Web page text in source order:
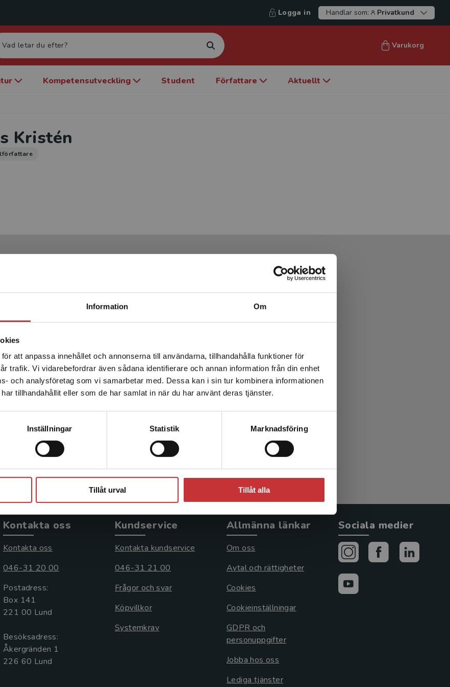
Information Om
att anpassa innehållet och annonserna till användarna, tillhandahålla funktioner för
trafik. Vi vidarebefordrar även sådana identifierare och annan information från din enhet
och analysföretag som vi samarbetar med. Dessa kan i sin tur kombinera informationen
tillhandahållit eller som de har samlat in när du har använt deras tjänster.
Inställningar Statistik Marknadsföring
Tillåt urval Tillåt alla
Begränsad fraktregion
Det verkar som att du besöker studentlitteratur.se via en
enhet utanför Sverige. Vi erbjuder inte leveranser utanför
Sverige. För att kunna slutföra ett köp måste
leveransadressen vara i Sverige.Läs mer
Logga in Handlar som: Privatkund
Varukorg
Kompetensutveckling Student Författare Aktuellt
Kristén
livsstil
(red.)
Hälsa och livsstil
Hallberg, Lillemor (red.)
inkl. moms
Exkl. moms: 375 kr
Kontakta oss
Kontakta oss
046-31 20 00
Postadress:
Box 141
221 00 Lund
Besöksadress:
Åkergränden 1
Kundservice
Kontakta kundservice
046-31 21 00
Frågor och svar
Köpvillkor
Systemkrav
Allmänna länkar
Om oss
Avtal och rättigheter
Cookies
Cookieinställningar
GDPR och
personuppgifter
Jobba hos oss
Lediga tjänster
Sociala medier